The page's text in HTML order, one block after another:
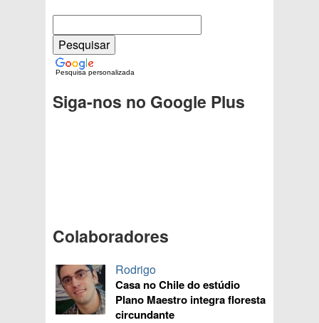
Pesquisa personalizada
Siga-nos no Google Plus
Colaboradores
Rodrigo
Casa no Chile do estúdio
Plano Maestro integra floresta
circundante